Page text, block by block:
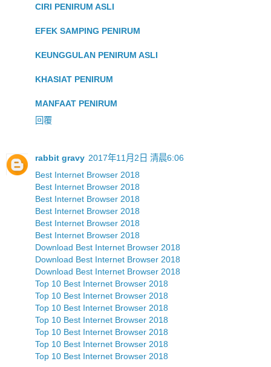
CIRI PENIRUM ASLI
EFEK SAMPING PENIRUM
KEUNGGULAN PENIRUM ASLI
KHASIAT PENIRUM
MANFAAT PENIRUM
回覆
rabbit gravy 2017年11月2日 清晨6:06
Best Internet Browser 2018
Best Internet Browser 2018
Best Internet Browser 2018
Best Internet Browser 2018
Best Internet Browser 2018
Best Internet Browser 2018
Download Best Internet Browser 2018
Download Best Internet Browser 2018
Download Best Internet Browser 2018
Top 10 Best Internet Browser 2018
Top 10 Best Internet Browser 2018
Top 10 Best Internet Browser 2018
Top 10 Best Internet Browser 2018
Top 10 Best Internet Browser 2018
Top 10 Best Internet Browser 2018
Top 10 Best Internet Browser 2018